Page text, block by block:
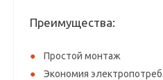
Преимущества:
Простой монтаж
Экономия